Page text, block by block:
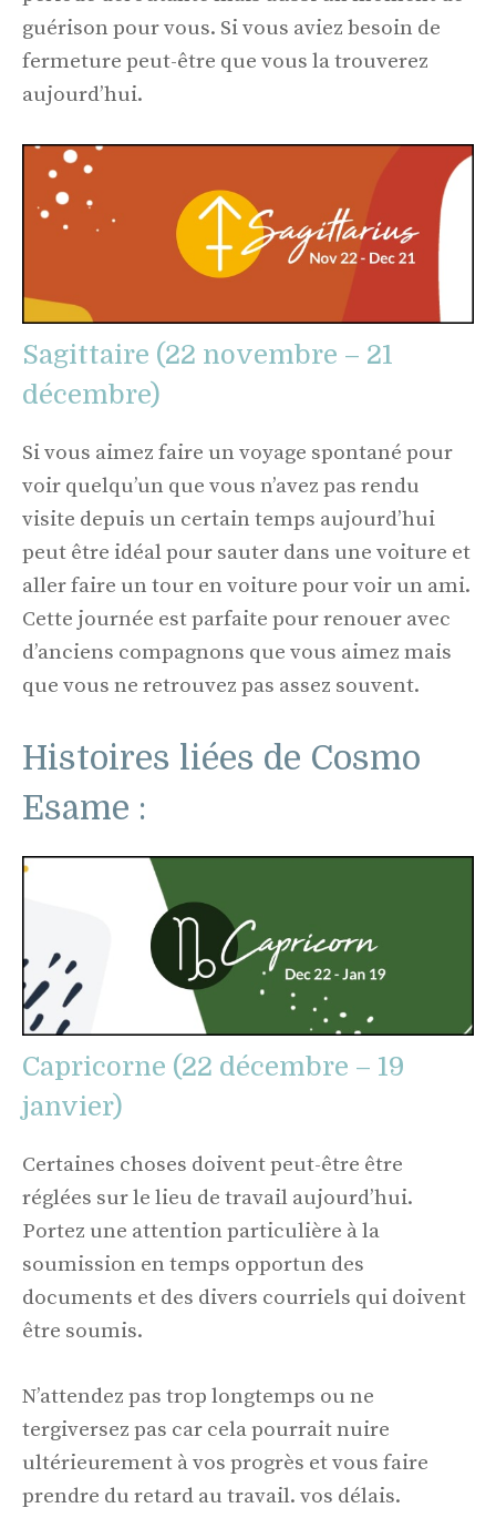
guérison pour vous. Si vous aviez besoin de
fermeture peut-être que vous la trouverez
aujourd’hui.
Sagittaire (22 novembre – 21
décembre)
Si vous aimez faire un voyage spontané pour
voir quelqu’un que vous n’avez pas rendu
visite depuis un certain temps aujourd’hui
peut être idéal pour sauter dans une voiture et
aller faire un tour en voiture pour voir un ami.
Cette journée est parfaite pour renouer avec
d’anciens compagnons que vous aimez mais
que vous ne retrouvez pas assez souvent.
Histoires liées de Cosmo
Esame :
Capricorne (22 décembre – 19
janvier)
Certaines choses doivent peut-être être
réglées sur le lieu de travail aujourd’hui.
Portez une attention particulière à la
soumission en temps opportun des
documents et des divers courriels qui doivent
être soumis.
N’attendez pas trop longtemps ou ne
tergiversez pas car cela pourrait nuire
ultérieurement à vos progrès et vous faire
prendre du retard au travail. vos délais.